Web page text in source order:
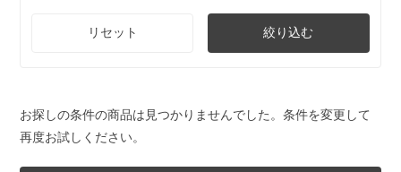
リセット 絞り込む
お探しの条件の商品は見つかりませんでした。条件を変更して
再度お試しください。